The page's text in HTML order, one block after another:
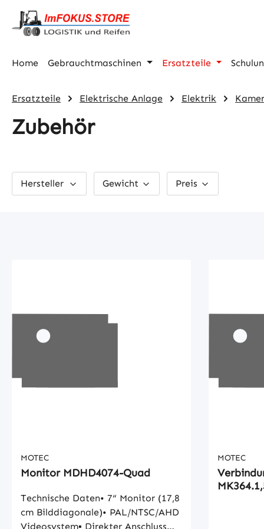
Hauptinhalt springen
Zur Suche springen
Zur Hauptnavigation springen
Home Gebrauchtmaschinen Ersatzteile
Ersatzteile Elektrische Anlage Elektrik
Zubehör
Hersteller Gewicht Preis
MOTEC
Monitor MDHD4074-Quad
Technische Daten• 7“ Monitor (17,8
cm Bilddiagonale)• PAL/NTSC/AHD
Videosystem▪ Direkter Anschluss
MOTEC